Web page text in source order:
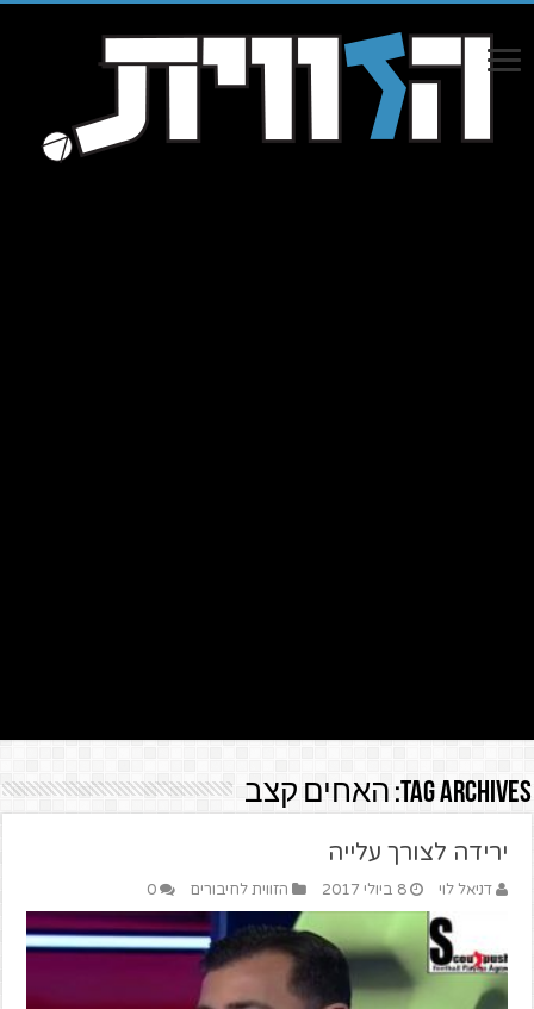
Tag Archives: האחים קצב
ירידה לצורך עלייה
דניאל לוי 8 ביולי 2017 הזווית לחיבורים 0